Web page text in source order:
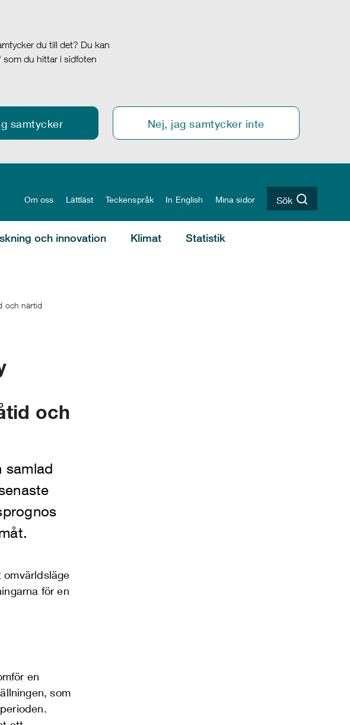
du till det? Du kan
som du hittar i sidfoten
samtycker Nej, jag samtycker inte
Om oss Lättläst Teckenspråk In English Mina sidor Sök
och innovation Klimat Statistik
och närtid
och
samlad
omvärldsläge
för en
en
som